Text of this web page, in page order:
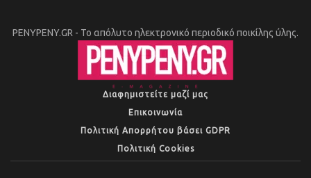
PENYPENY.GR - Το απόλυτο ηλεκτρονικό περιοδικό ποικίλης ύλης.
Διαφημιστείτε μαζί μας
Επικοινωνία
Πολιτική Απορρήτου βάσει GDPR
Πολιτική Cookies